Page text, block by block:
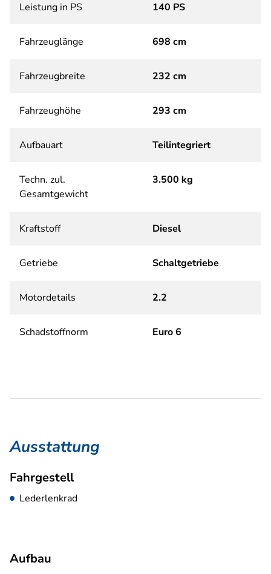
Leistung in PS 140 PS
Fahrzeuglänge 698 cm
Fahrzeugbreite 232 cm
Fahrzeughöhe 293 cm
Aufbauart Teilintegriert
Techn. zul.
Gesamtgewicht
3.500 kg
Kraftstoff Diesel
Getriebe Schaltgetriebe
Motordetails 2.2
Schadstoffnorm Euro 6
Ausstattung
Fahrgestell
Lederlenkrad
Aufbau